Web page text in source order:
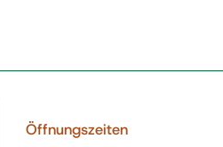
Öffnungszeiten